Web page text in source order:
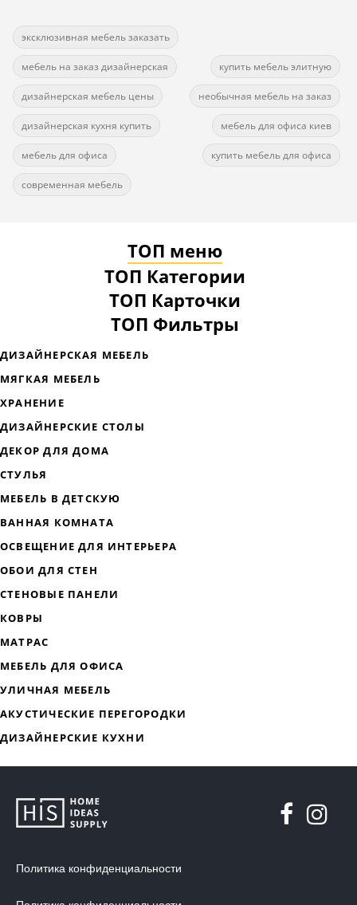
эксклюзивная мебель заказать
мебель на заказ дизайнерская купить мебель элитную
дизайнерская мебель цены необычная мебель на заказ
дизайнерская кухня купить мебель для офиса киев
мебель для офиса купить мебель для офиса
современная мебель
ТОП меню
ТОП Категории
ТОП Карточки
ТОП Фильтры
ДИЗАЙНЕРСКАЯ МЕБЕЛЬ
МЯГКАЯ МЕБЕЛЬ
ХРАНЕНИЕ
ДЕКОР ДЛЯ ДОМА
Политика конфиденциальности